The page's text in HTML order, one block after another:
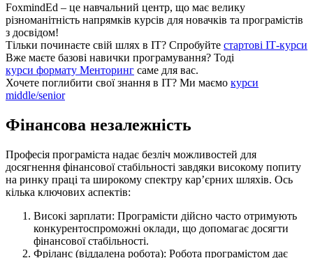
FoxmindEd – це навчальний центр, що має велику
різноманітність напрямків курсів для новачків та програмістів
з досвідом!
Тільки починаєте свій шлях в ІТ? Спробуйте стартові ІТ-курси
Вже маєте базові навички програмування? Тоді
курси формату Менторинг саме для вас.
Хочете поглибити свої знання в ІТ? Ми маємо курси
middle/senior
Фінансова незалежність
Професія програміста надає безліч можливостей для
досягнення фінансової стабільності завдяки високому попиту
на ринку праці та широкому спектру кар’єрних шляхів. Ось
кілька ключових аспектів:
Високі зарплати: Програмісти дійсно часто отримують
конкурентоспроможні оклади, що допомагає досягти
фінансової стабільності.
Фріланс (віддалена робота): Робота програмістом дає